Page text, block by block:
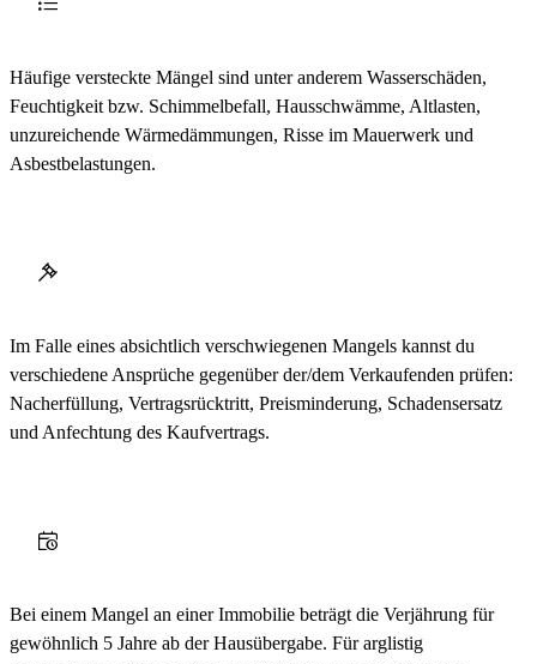
Häufige versteckte Mängel sind unter anderem Wasserschäden,
Feuchtigkeit bzw. Schimmelbefall, Hausschwämme, Altlasten,
unzureichende Wärmedämmungen, Risse im Mauerwerk und
Asbestbelastungen.
Im Falle eines absichtlich verschwiegenen Mangels kannst du
verschiedene Ansprüche gegenüber der/dem Verkaufenden prüfen:
Nacherfüllung, Vertragsrücktritt, Preisminderung, Schadensersatz
und Anfechtung des Kaufvertrags.
Bei einem Mangel an einer Immobilie beträgt die Verjährung für
gewöhnlich 5 Jahre ab der Hausübergabe. Für arglistig